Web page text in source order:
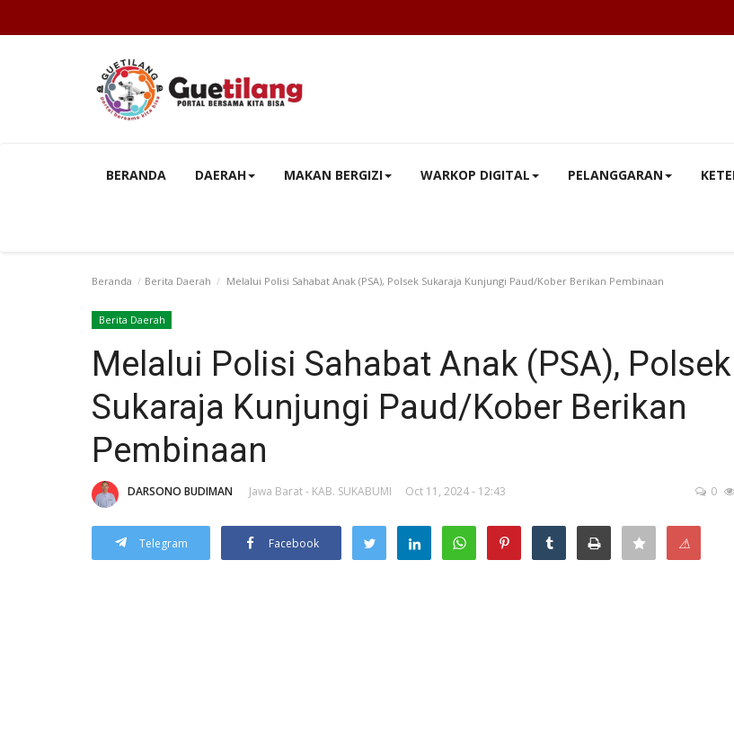
BERANDA DAERAH MAKAN BERGIZI WARKOP DIGITAL PELANGGARAN
Beranda Berita Daerah Melalui Polisi Sahabat Anak (PSA), Polsek Sukaraja Kunjungi Paud/Kober Berikan Pembinaan
Berita Daerah
Melalui Polisi Sahabat Anak (PSA), Polsek
Sukaraja Kunjungi Paud/Kober Berikan
Pembinaan
DARSONO BUDIMAN Jawa Barat - KAB. SUKABUMI Oct 11, 2024 - 12:43 0
Telegram Facebook ⚠